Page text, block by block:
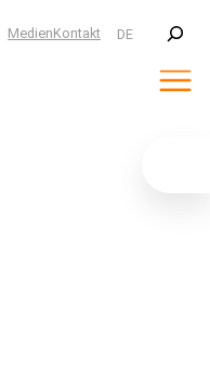
MedienKontakt DE
Suchen